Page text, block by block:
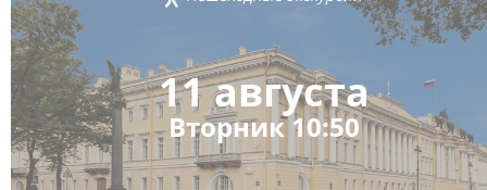
11 августа
Вторник 10:50